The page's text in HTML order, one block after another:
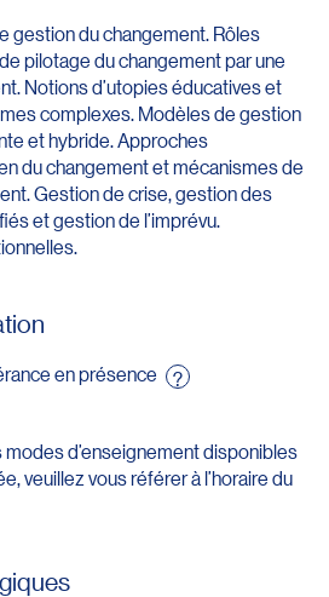
gestion du changement. Rôles
pilotage du changement par une
Notions d’utopies éducatives et
complexes. Modèles de gestion
et hybride. Approches
du changement et mécanismes de
Gestion de crise, gestion des
et gestion de l’imprévu.
en présence
?
d’enseignement disponibles
veuillez vous référer à l’horaire du